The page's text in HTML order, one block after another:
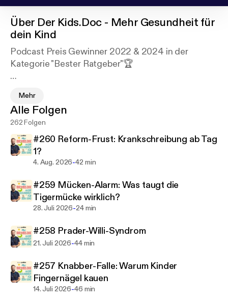
Über Der Kids.Doc - Mehr Gesundheit für
dein Kind
Podcast Preis Gewinner 2022 & 2024 in der
Kategorie "Bester Ratgeber"🏆
und Ängste von Müttern und Vätern, wenn sie in
seiner Praxis stehen. Ein Blick hinter die Kulissen:
dieser Podcast bewegt, schlaut auf, verpackt
medizinische Komplexität in verstehbares Deutsch,
beantwortet Fragen und schafft Verständnis.
Dabei bringen die Podcast-Mates im persönlichen,
Vitor als Mediziner und Gerrit in der Rolle als 3-
facher Vater würzen die einzelnen Folgen mit
Anekdoten aus dem eigenen Leben. Durch den
erfrischenden Mix aus der medizinischen Welt und
dem Alltag (“Das geht mir auch so”) werden
HörerInnen gebunden und freuen sich auf jede
Folge.
Neue Folgen von "Der Kids.Doc - Mehr Gesundheit
Mehr
Alle Folgen
262 Folgen
#260 Reform-Frust: Krankschreibung ab Tag
1?
4. Aug. 2026-42 min
#259 Mücken-Alarm: Was taugt die
Tigermücke wirklich?
28. Juli 2026-24 min
#258 Prader-Willi-Syndrom
21. Juli 2026-44 min
#257 Knabber-Falle: Warum Kinder
Fingernägel kauen
14. Juli 2026-46 min